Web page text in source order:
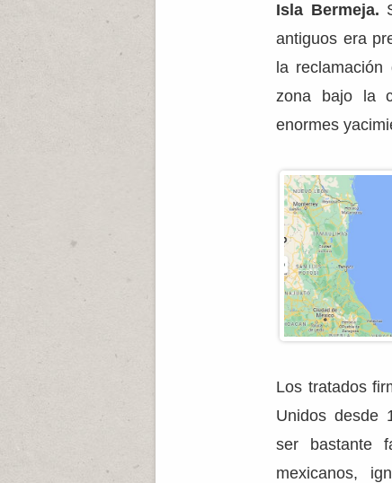
Isla Bermeja.
antiguos era
la
zona bajo la
enormes
Los tratados
Unidos desde
ser bastante
mexicanos,